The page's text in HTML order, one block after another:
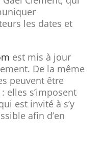
les dates et
est mis à jour
De la même
peuvent être
elles s’imposent
est invité à s’y
afin d’en